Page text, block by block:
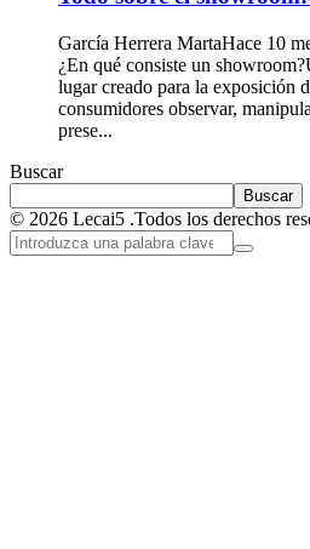
García Herrera MartaHace 10
¿En qué consiste un
lugar creado para la exposición
consumidores observar,
prese...
Buscar
Buscar
© 2026 Lecai5 .Todos los derechos